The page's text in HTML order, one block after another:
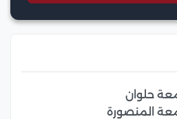
حلوان
المنصورة